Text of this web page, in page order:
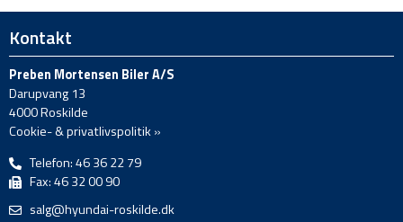
Kontakt
Preben Mortensen Biler A/S
Darupvang 13
4000 Roskilde
Cookie- & privatlivspolitik »
Telefon: 46 36 22 79
Fax: 46 32 00 90
salg@hyundai-roskilde.dk